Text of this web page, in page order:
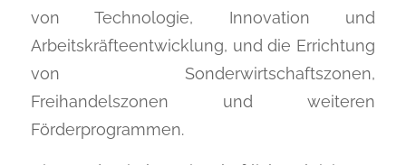
von Technologie, Innovation und
Arbeitskräfteentwicklung, und die Errichtung
von Sonderwirtschaftszonen,
Freihandelszonen und weiteren
Förderprogrammen.